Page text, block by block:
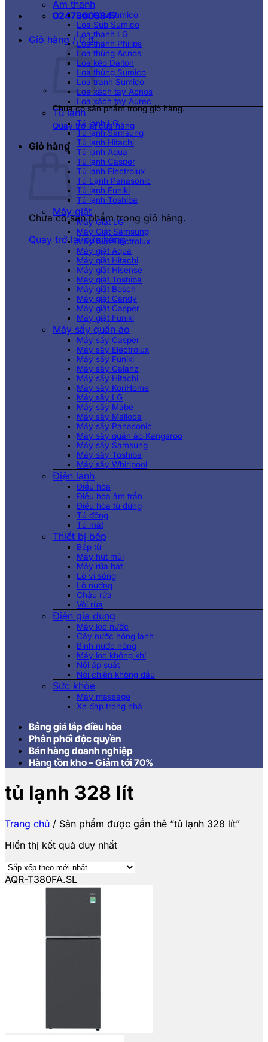
02473003847
Giỏ hàng /0₫
Chưa có sản phẩm trong giỏ hàng.
Quay trở lại cửa hàng
Giỏ hàng
Chưa có sản phẩm trong giỏ hàng.
Quay trở lại cửa hàng
Âm thanh
Loa kéo Sumico
Loa Sub Sumico
Loa thanh LG
Loa thanh Philips
Loa thùng Acnos
Loa kéo Dalton
Loa thùng Sumico
Loa tranh Sumico
Loa xách tay Acnos
Loa xách tay Aurec
Tủ lạnh
Tủ lạnh LG
Tủ lạnh Samsung
Tủ lạnh Hitachi
Tủ lạnh Aqua
Tủ lạnh Casper
Tủ lạnh Electrolux
Tủ Lạnh Panasonic
Tủ lạnh Funiki
Tủ lạnh Toshiba
Máy giặt
Máy Giặt LG
Máy Giặt Samsung
Máy Giặt Electrolux
Máy giặt Aqua
Máy giặt Hitachi
Máy giặt Hisense
Máy giặt Toshiba
Máy giặt Bosch
Máy giặt Candy
Máy giặt Casper
Máy giặt Funiki
Máy sấy quần áo
Máy sấy Casper
Máy sấy Electrolux
Máy sấy Funiki
Máy sấy Galanz
Máy sấy Hitachi
Máy sấy KoriHome
Máy sấy LG
Máy sấy Mabe
Máy sấy Malloca
Máy sấy Panasonic
Máy sấy quần áo Kangaroo
Máy sấy Samsung
Máy sấy Toshiba
Máy sấy Whirlpool
Điện lạnh
Điều hòa
Điều hòa âm trần
Điều hòa tủ đứng
Tủ đông
Tủ mát
Thiết bị bếp
Bếp từ
Máy hút mùi
Máy rửa bát
Lò vi sóng
Lò nướng
Chậu rửa
Vòi rửa
Điện gia dụng
Máy lọc nước
Cây nước nóng lạnh
Bình nước nóng
Máy lọc không khí
Nồi áp suất
Nồi chiên không dầu
Sức khỏe
Máy massage
Xe đạp trong nhà
Bảng giá lắp điều hòa
Phân phối độc quyền
Bán hàng doanh nghiệp
Hàng tồn kho – Giảm tới 70%
tủ lạnh 328 lít
Trang chủ / Sản phẩm được gắn thẻ “tủ lạnh 328 lít”
Hiển thị kết quả duy nhất
AQR-T380FA.SL